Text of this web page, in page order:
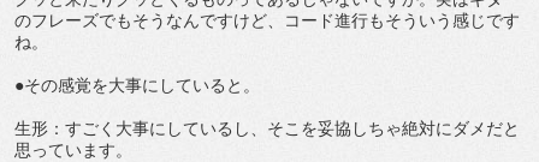
のフレーズでもそうなんですけど、コード進行もそういう感じです
ね。
●その感覚を大事にしていると。
生形：すごく大事にしているし、そこを妥協しちゃ絶対にダメだと
思っています。